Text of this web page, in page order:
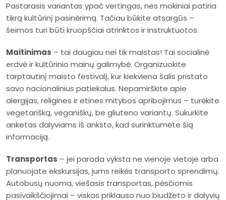
Pastarasis variantas ypač vertingas, nes mokiniai patiria
tikrą kultūrinį pasinėrimą. Tačiau būkite atsargūs –
šeimos turi būti kruopščiai atrinktos ir instruktuotos.
Maitinimas – tai daugiau nei tik maistas! Tai socialinė
erdvė ir kultūrinio mainų galimybė. Organizuokite
tarptautinį maisto festivalį, kur kiekviena šalis pristato
savo nacionalinius patiekalus. Nepamirškite apie
alergijas, religines ir etines mitybos apribojimus – turėkite
vegetarišką, veganiškų, be gliuteno variantų. Sukurkite
anketas dalyviams iš anksto, kad surinktumėte šią
informaciją.
Transportas – jei paroda vyksta ne vienoje vietoje arba
planuojate ekskursijas, jums reikės transporto sprendimų.
Autobusų nuoma, viešasis transportas, pėsčiomis
pasivaikščiojimai – viskas priklauso nuo biudžeto ir dalyvių